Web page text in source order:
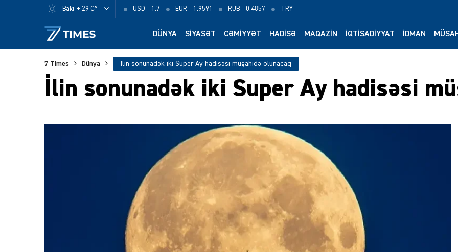
Bakı + 29 C° USD - 1.7 EUR - 1.9591 RUB - 0.4857 TRY -
DÜNYA SIYASƏT CƏMIYYƏT HADISƏ MAQAZIN İQTISADIYYAT İDMAN
7 Times Dünya İlin sonunadək iki Super Ay hadisəsi müşahidə olunacaq
İlin sonunadək iki Super Ay hadisəsi